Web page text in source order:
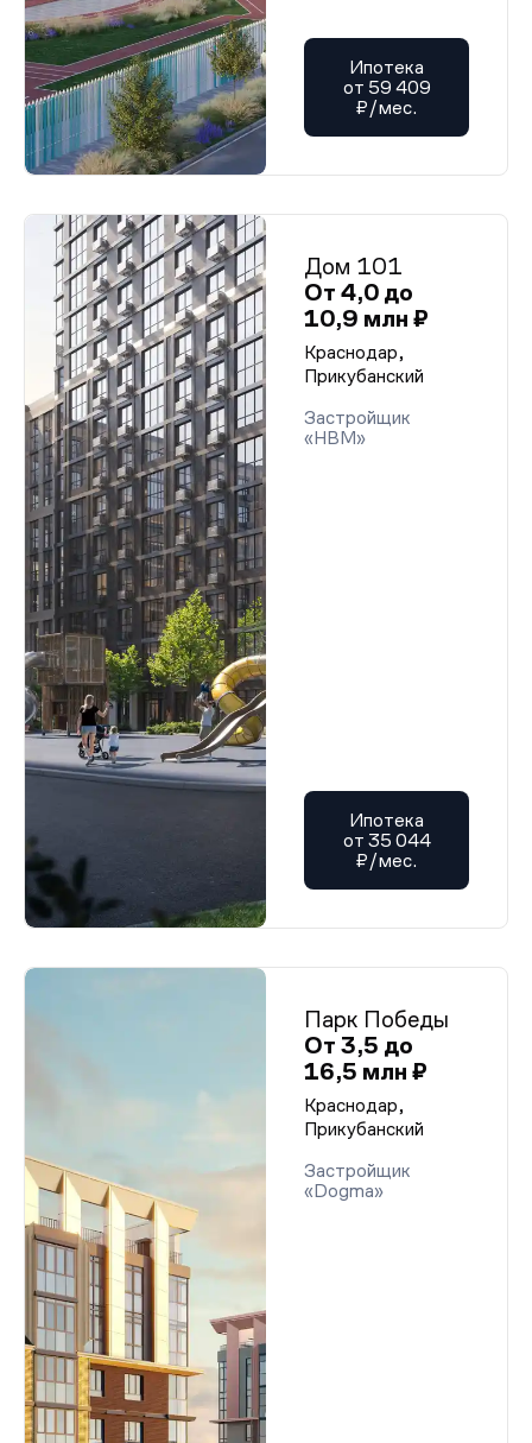
Ипотека
от 59 409
₽/мес.
Дом 101
От 4,0 до
10,9 млн ₽
Краснодар,
Прикубанский
Застройщик
«НВМ»
Ипотека
от 35 044
₽/мес.
Парк Победы
От 3,5 до
16,5 млн ₽
Краснодар,
Прикубанский
Застройщик
«Dogma»